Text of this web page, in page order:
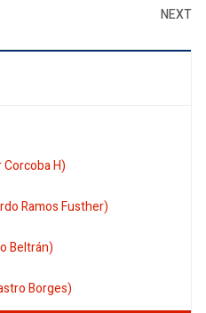
NEXT
H)
Ramos Fusther)
Beltrán)
Borges)